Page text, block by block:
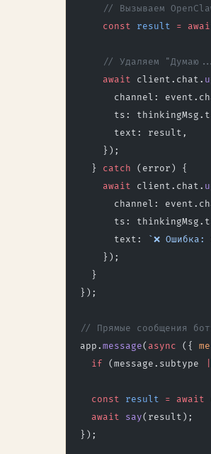
// Вызываем
    const
result =
// Удаляем
    await
client.chat.
channel:
ts:
      text: result,
    });
  }
catch (error) {
    await
client.chat.
channel:
ts:
      text:
`❌ Ошибка:
    });
  }
});
// Прямые сообщения
app. message( async ({
  if
(message.subtype
  const
result = await
  await
say(result);
});